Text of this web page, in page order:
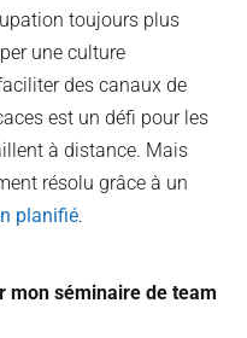
toujours plus
une culture
des canaux de
est un défi pour les
à distance. Mais
résolu grâce à un
planifié.
mon séminaire de team